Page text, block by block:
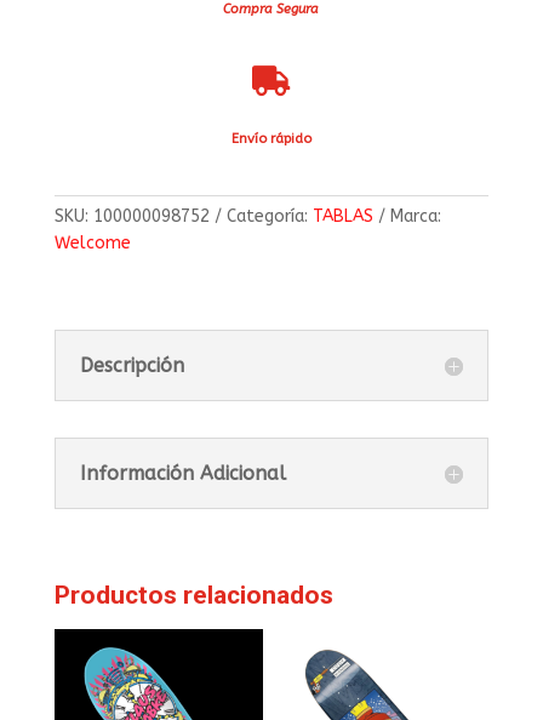
Compra Segura

Envío rápido
SKU: 100000098752 Categoría: TABLAS
Marca:
Welcome
Descripción
Información Adicional
Productos relacionados